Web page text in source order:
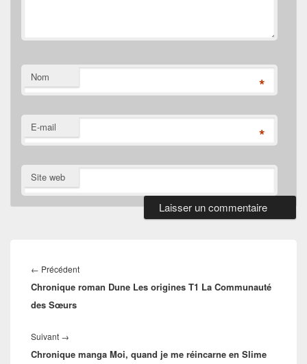
Nom *
E-mail *
Site web
de
l’article
← PrécédentArticle
précédent :
Chronique roman Dune Les origines T1 La Communauté
des Sœurs
Suivant →
suivant :
Chronique manga Moi, quand je me réincarne en Slime